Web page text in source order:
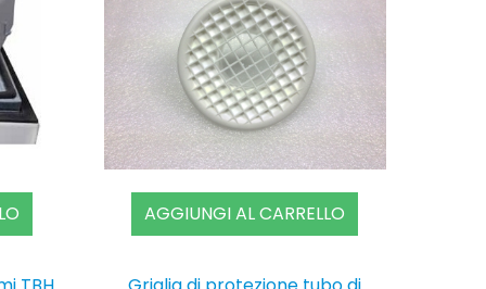
AGGIUNGI AL CARRELLO